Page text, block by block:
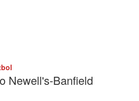
Newell's-Banfield